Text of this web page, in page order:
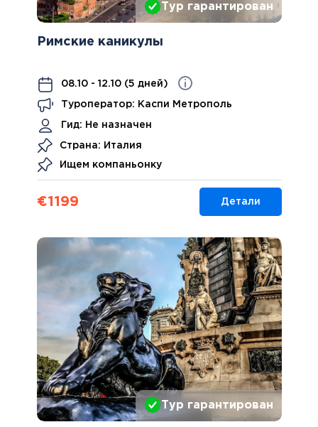
Тур гарантирован
Римские каникулы
08.10 - 12.10 (5 дней)
Туроператор: Каспи Метрополь
Гид: Не назначен
Страна: Италия
Ищем компаньонку
€1199 Детали
Тур гарантирован